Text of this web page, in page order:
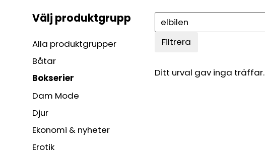
Välj produktgrupp
Alla produktgrupper
Båtar
Bokserier
Dam Mode
Djur
Ekonomi & nyheter
Erotik
Sök
Filtrera
Ditt urval gav inga träffar.